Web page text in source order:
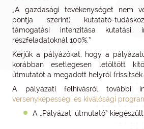
„A gazdasági tevékenységet nem
pontja szerint) kutatató-
támogatási intenzitása kutatási
részfeladatoknál 100%.”
Kérjük a pályázókat, hogy a
korábban esetlegesen letöltött
útmutatót a megadott helyről frissítsék.
A pályázati felhívásról további
versenyképességi és kiválósági
A „Pályázati útmutató”